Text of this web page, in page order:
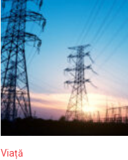
Viață